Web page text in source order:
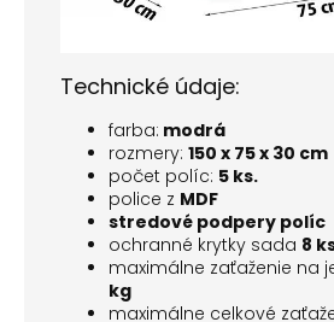
Technické údaje:
farba: modrá
rozmery: 150 x 75 x 30 cm
počet políc: 5 ks.
police z MDF
stredové podpery políc
ochranné krytky sada 8
maximálne zaťaženie na
kg
maximálne celkové